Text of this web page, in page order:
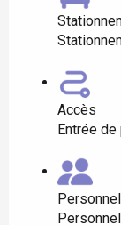
Accès
Entrée
Personnel